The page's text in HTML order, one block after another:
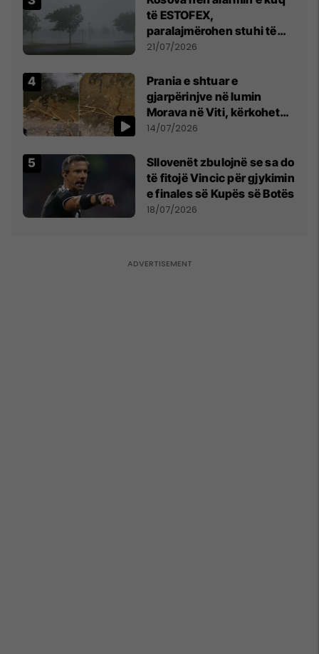
të ESTOFEX,
paralajmërohen stuhi të
fuqishme me breshër dhe
21/07/2026
Prania e shtuar e
gjarpërinjve në lumin
Morava në Viti, kërkohet
kujdes nga qytetarët
14/07/2026
Sllovenët zbulojnë se sa do
të fitojë Vincic për gjykimin
e finales së Kupës së Botës
18/07/2026